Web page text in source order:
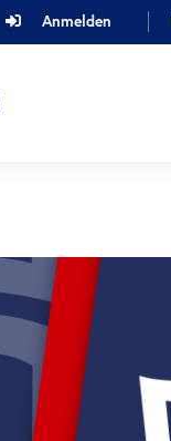
Anmelden